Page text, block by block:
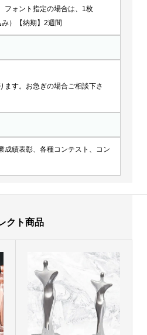
フォント指定の場合は、1枚
）【納期】2週間
ます。お急ぎの場合ご相談下さ
成績表彰、各種コンテスト、コン
クト商品